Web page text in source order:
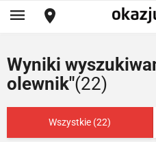
Wyniki
olewnik"(22)
Wszystkie (22)